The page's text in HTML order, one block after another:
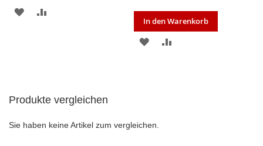
ZUR
In den Warenkorb
ZUR
Produkte vergleichen
Sie haben keine Artikel zum vergleichen.